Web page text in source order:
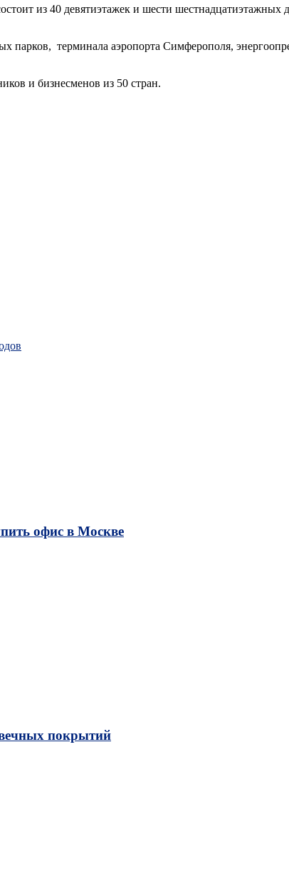
из 40 девятиэтажек и шести
терминала аэропорта Симферополя,
и бизнесменов из 50 стран.
офис в Москве
покрытий